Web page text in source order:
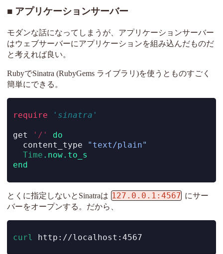
アプリケーションサーバー
モダンな話になってしまうが、アプリケーションサーバー
はウェブサーバーにアプリケーションを組み込んだものだ
と考えれば良い。
RubyでSinatra (RubyGems ライブラリ)を使うとものすごく
簡単にできる。
require 'sinatra'
get '/'
do
  content_type
"text/plain"
Time .now.to_s
end
とくに指定しないとSinatraは 127.0.0.1:4567 にサー
バーをオープンする。だから、
curl http://localhost:4567